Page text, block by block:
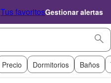
Tus favoritosGestionar alertas
Precio Dormitorios Baños